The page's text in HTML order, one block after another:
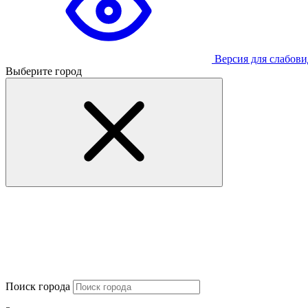
Версия для
Выберите город
Поиск города